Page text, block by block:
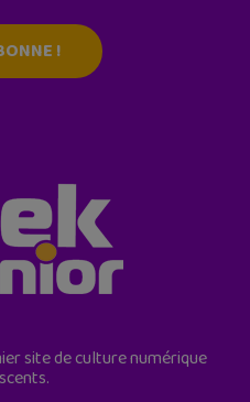
!
site de culture numérique